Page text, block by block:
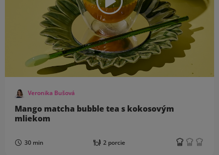
Veronika Bušová
Mango matcha bubble tea s kokosovým
mliekom
30 min 2 porcie